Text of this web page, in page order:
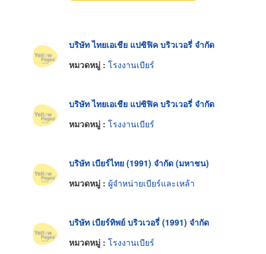
บริษัท ไทยเอเชีย แปซิฟิค บริวเวอรี่ จำกัด
หมวดหมู่ : โรงงานเบียร์
บริษัท ไทยเอเชีย แปซิฟิค บริวเวอรี่ จำกัด
หมวดหมู่ : โรงงานเบียร์
บริษัท เบียร์ไทย (1991) จำกัด (มหาชน)
หมวดหมู่ : ผู้จำหน่ายเบียร์และเหล้า
บริษัท เบียร์ทิพย์ บริวเวอรี่ (1991) จำกัด
หมวดหมู่ : โรงงานเบียร์